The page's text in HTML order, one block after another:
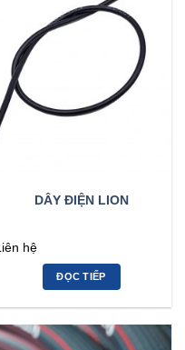
DÂY ĐIỆN LION
Liên hệ
ĐỌC TIẾP